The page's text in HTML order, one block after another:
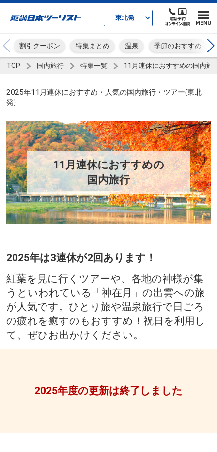
東北発
割引クーポン 特集まとめ 温泉 季節のおすすめ
TOP 国内旅行 特集一覧 11月連休におすすめの国内旅
2025年11月連休におすすめ・人気の国内旅行・ツアー(東北
発)
11月連休におすすめの
国内旅行
2025年は3連休が2回あります！
紅葉を見に行くツアーや、各地の神様が集
うといわれている「神在月」の出雲への旅
が人気です。ひとり旅や温泉旅行で日ごろ
の疲れを癒すのもおすすめ！祝日を利用し
て、ぜひお出かけください。
2025年度の更新は終了しました